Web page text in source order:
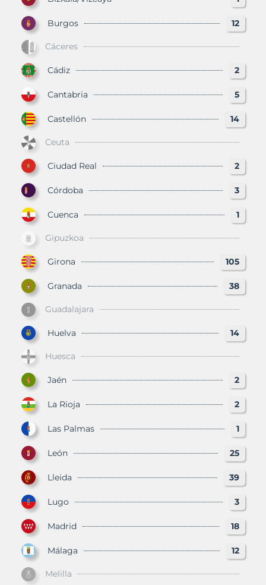
Burgos 12
Cáceres
Cádiz 2
Cantabria 5
Castellón 14
Ceuta
Ciudad Real 2
Córdoba 3
Cuenca 1
Gipuzkoa
Girona 105
Granada 38
Guadalajara
Huelva 14
Huesca
Jaén 2
La Rioja 2
Las Palmas 1
León 25
Lleida 39
Lugo 3
Madrid 18
Málaga 12
Melilla